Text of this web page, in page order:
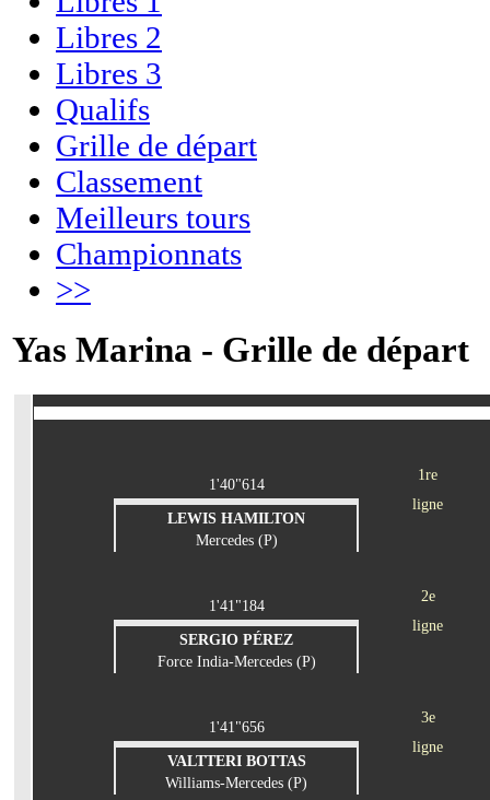
Libres 2
Libres 3
Qualifs
Grille de départ
Classement
Meilleurs tours
Championnats
>>
Yas Marina - Grille de départ
1re
ligne
1'40"614
LEWIS HAMILTON
Mercedes (P)
2e
ligne
1'41"184
SERGIO PÉREZ
Force India-Mercedes (P)
3e
ligne
1'41"656
VALTTERI BOTTAS
Williams-Mercedes (P)